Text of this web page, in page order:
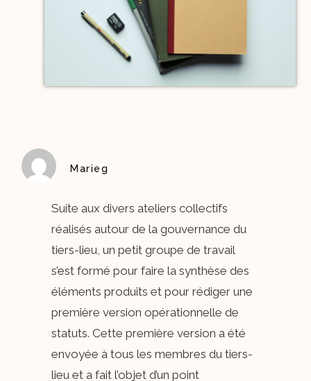
Marieg
Suite aux divers ateliers collectifs
réalisés autour de la gouvernance du
tiers-lieu, un petit groupe de travail
s’est formé pour faire la synthèse des
éléments produits et pour rédiger une
première version opérationnelle de
statuts. Cette première version a été
envoyée à tous les membres du tiers-
lieu et a fait l’objet d’un point